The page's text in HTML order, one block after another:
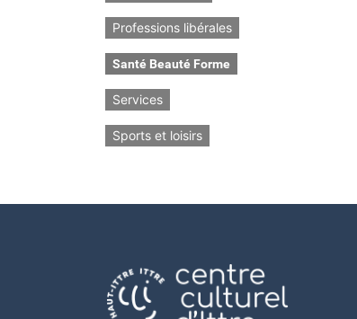
Professions libérales
Santé Beauté Forme
Services
Sports et loisirs